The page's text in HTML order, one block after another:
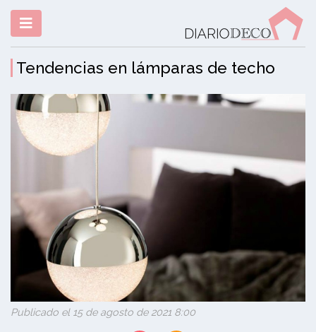
Tendencias en lámparas de techo
Publicado el 15 de agosto de 2021 8:00